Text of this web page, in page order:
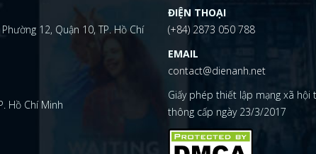
12, Quận 10, TP. Hồ Chí
Hồ Chí Minh
ĐIỆN THOẠI
(+84) 2873 050 788
EMAIL
contact@dienanh.net
Giấy phép thiết lập mạng xã hội
thông cấp ngày 23/3/2017